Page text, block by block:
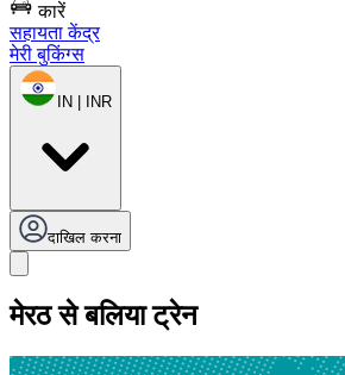
कारें
सहायता केंद्र
मेरी बुकिंग्स
IN | INR
दाखिल करना
मेरठ से बलिया ट्रेन